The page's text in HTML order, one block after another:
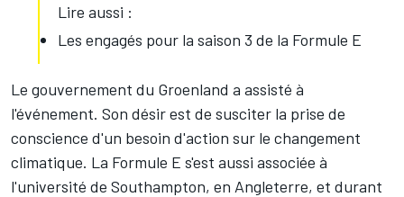
Lire aussi :
Les engagés pour la saison 3 de la Formule E
Le gouvernement du Groenland a assisté à
l'événement. Son désir est de susciter la prise de
conscience d'un besoin d'action sur le changement
climatique. La Formule E s'est aussi associée à
l'université de Southampton, en Angleterre, et durant